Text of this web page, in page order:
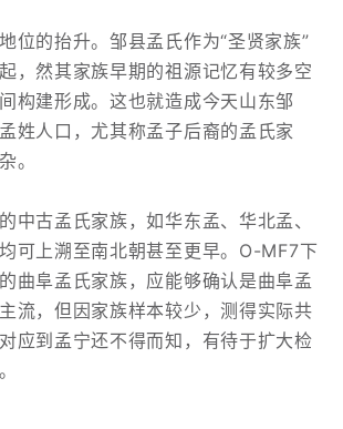
位的抬升。邹县孟氏作为“圣贤家族”
，然其家族早期的祖源记忆有较多空
构建形成。这也就造成今天山东邹
姓人口，尤其称孟子后裔的孟氏家
。
中古孟氏家族，如华东孟、华北孟、
可上溯至南北朝甚至更早。O-MF7下
曲阜孟氏家族，应能够确认是曲阜孟
流，但因家族样本较少，测得实际共
应到孟宁还不得而知，有待于扩大检